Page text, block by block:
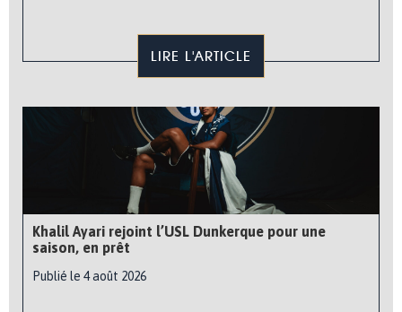
LIRE L'ARTICLE
Khalil Ayari rejoint l’USL Dunkerque pour une
saison, en prêt
Publié le 4 août 2026